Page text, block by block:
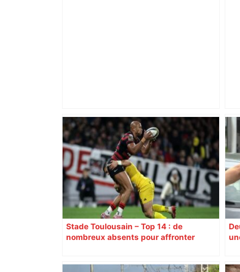
Hanoucca, une fête "des lumières" de
confession juive sous haute
surveillance policière qui a rassemblé
les fidèles au cinéma Pathé Gaumont à
Labège, près de Toulouse –
ladepeche.fr
Stade Toulousain – Top 14 : de
nombreux absents pour affronter